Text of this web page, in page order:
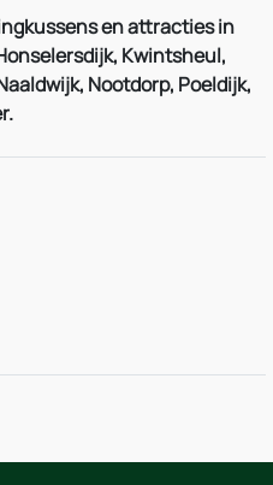
en attracties in
Kwintsheul,
Nootdorp, Poeldijk,